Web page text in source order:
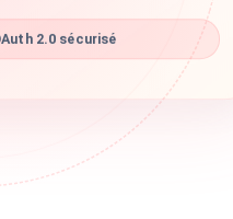
2.0 sécurisé